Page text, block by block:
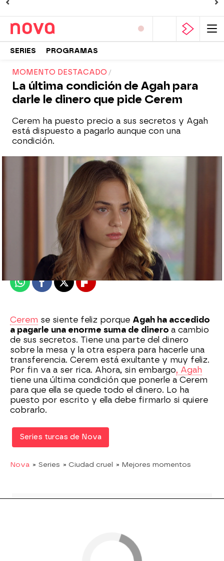
SERIES PROGRAMAS
MOMENTO DESTACADO
La última condición de Agah para
darle le dinero que pide Cerem
Cerem ha puesto precio a sus secretos y Agah
está dispuesto a pagarlo aunque con una
condición.
Madrid
Publicado:05 de febrero de 2021, 22:53
WhatsappFacebook
X Flipboard
Cerem se siente feliz porque Agah ha accedido
a pagarle una enorme suma de dinero a cambio
de sus secretos. Tiene una parte del dinero
sobre la mesa y la otra espera para hacerle una
transferencia. Cerem está exultante y muy feliz.
Por fin va a ser rica. Ahora, sin embargo, Agah
tiene una última condición que ponerle a Cerem
para que ella se quede todo el dinero. Lo ha
puesto por escrito y ella debe firmarlo si quiere
cobrarlo.
Series turcas de Nova
Nova » Series » Ciudad cruel » Mejores momentos